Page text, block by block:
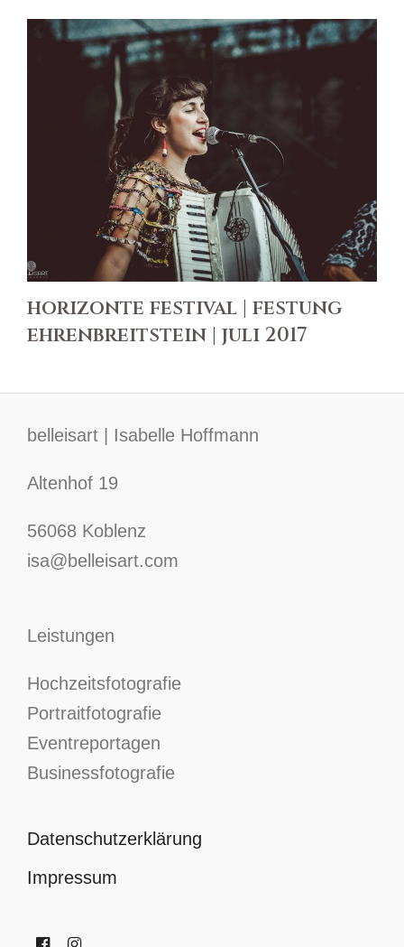
horizonte festival | festung
ehrenbreitstein | juli 2017
belleisart | Isabelle Hoffmann
Altenhof 19
56068 Koblenz
isa@belleisart.com
Leistungen
Hochzeitsfotografie
Portraitfotografie
Eventreportagen
Businessfotografie
Datenschutzerklärung
Impressum